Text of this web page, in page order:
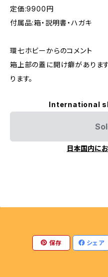
定価:9900円
付属品:箱・説明書・ハガキ
環七ホビーからのコメント
箱上部の蓋に開け癖がありま
ります。
International
日本国内に
保存 シェア